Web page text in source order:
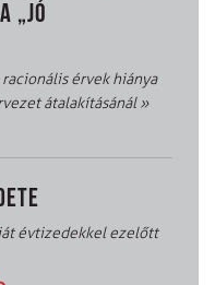
„JÓ
érvek hiánya
átalakításánál»
évtizedekkel ezelőtt